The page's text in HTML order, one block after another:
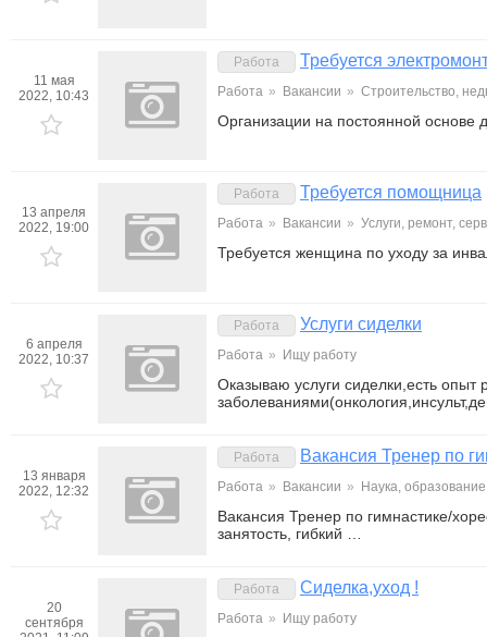
11 мая
2022, 10:43
Работа Требуется
Работа » Вакансии » Строительство,
Организации на постоянной основе
13 апреля
2022, 19:00
Работа Требуется помощница
Работа » Вакансии » Услуги, ремонт,
Требуется женщина по уходу за
6 апреля
2022, 10:37
Работа Услуги сиделки
Работа » Ищу работу
Оказываю услуги сиделки,есть
13 января
2022, 12:32
Работа Вакансия Тренер по
Работа » Вакансии » Наука,
Вакансия Тренер по гимнастике/
занятость, гибкий …
20
сентября
Работа Сиделка,уход !
Работа » Ищу работу